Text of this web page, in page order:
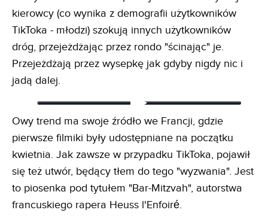
kierowcy (co wynika z demografii użytkowników
TikToka - młodzi) szokują innych użytkowników
dróg, przejeżdżając przez rondo "ścinając" je.
Przejeżdżają przez wysepkę jak gdyby nigdy nic i
jadą dalej.
Owy trend ma swoje źródło we Francji, gdzie
pierwsze filmiki były udostępniane na początku
kwietnia. Jak zawsze w przypadku TikToka, pojawił
się też utwór, będący tłem do tego "wyzwania". Jest
to piosenka pod tytułem "Bar-Mitzvah", autorstwa
francuskiego rapera Heuss l'Enfoiré.